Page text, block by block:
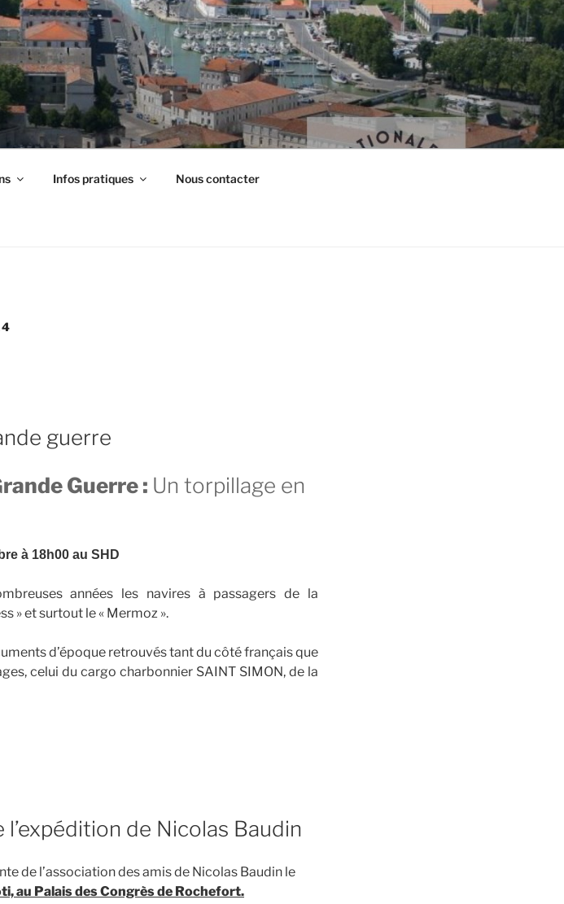
Infos pratiques Nous contacter
guerre
Guerre : Un torpillage en
à 18h00 au SHD
années les navires à passagers de la
» et surtout le « Mermoz ».
d’époque retrouvés tant du côté français que
celui du cargo charbonnier SAINT SIMON, de la
de Nicolas Baudin
de l’association des amis de Nicolas Baudin le
au Palais des Congrès de Rochefort.